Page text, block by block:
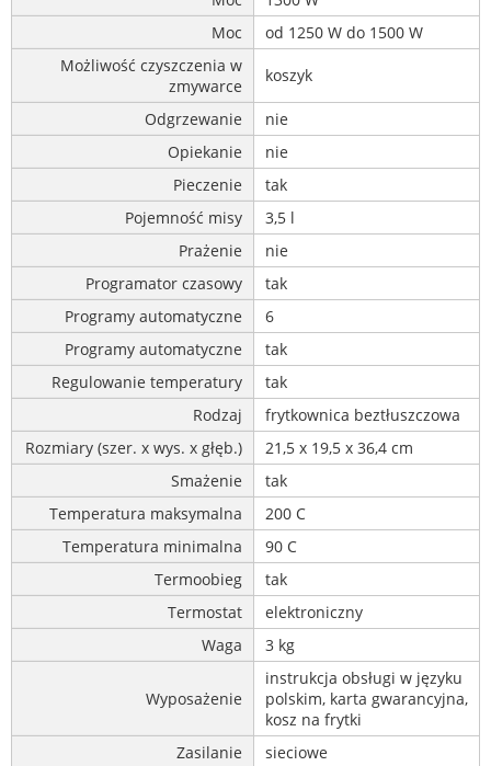
Moc
od 1250 W do 1500 W
Możliwość czyszczenia w
zmywarce
koszyk
Odgrzewanie
nie
Opiekanie
nie
Pieczenie
tak
Pojemność misy
3,5 l
Prażenie
nie
Programator czasowy
tak
Programy automatyczne
6
Programy automatyczne
tak
Regulowanie temperatury
tak
Rodzaj
frytkownica beztłuszczowa
Rozmiary (szer. x wys. x głęb.)
21,5 x 19,5 x 36,4 cm
Smażenie
tak
Temperatura maksymalna
200 C
Temperatura minimalna
90 C
Termoobieg
tak
Termostat
elektroniczny
Waga
3 kg
Wyposażenie
instrukcja obsługi w języku
polskim, karta gwarancyjna,
kosz na frytki
Zasilanie
sieciowe